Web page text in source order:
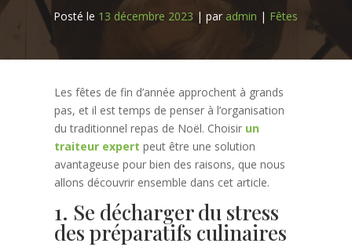
Posté le 13 décembre 2023 |par admin | Fêtes
Les fêtes de fin d’année approchent à grands
pas, et il est temps de penser à l’organisation
du traditionnel repas de Noël. Choisir un
traiteur expert peut être une solution
avantageuse pour bien des raisons, que nous
allons découvrir ensemble dans cet article.
1. Se décharger du stress
des préparatifs culinaires